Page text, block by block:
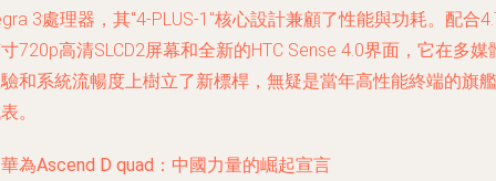
3處理器，其"4-PLUS-1"核心設計兼顧了性能與功耗。配合
720p高清SLCD2屏幕和全新的HTC Sense 4.0界面，它在多媒
和系統流暢度上樹立了新標桿，無疑是當年高性能終端的旗艦
。
華為Ascend D quad ：中國力量的崛起宣言